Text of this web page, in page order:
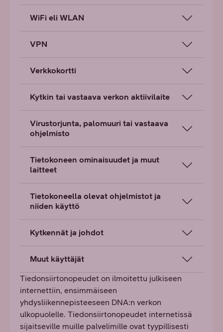
WiFi eli WLAN
VPN
Verkkokortti
Kytkin tai vastaava verkon aktiivilaite
Virustorjunta, palomuuri tai vastaava
ohjelmisto
Tietokoneen ominaisuudet ja muut
laitteet
Tietokoneella olevat ohjelmistot ja
niiden käyttö
Kytkennät ja johdot
Muut käyttäjät
Tiedonsiirtonopeudet on ilmoitettu julkiseen
internettiin, ensimmäiseen
yhdysliikennepisteeseen DNA:n verkon
ulkopuolelle. Tiedonsiirtonopeudet internetissä
sijaitseville muille palvelimille ovat tyypillisesti